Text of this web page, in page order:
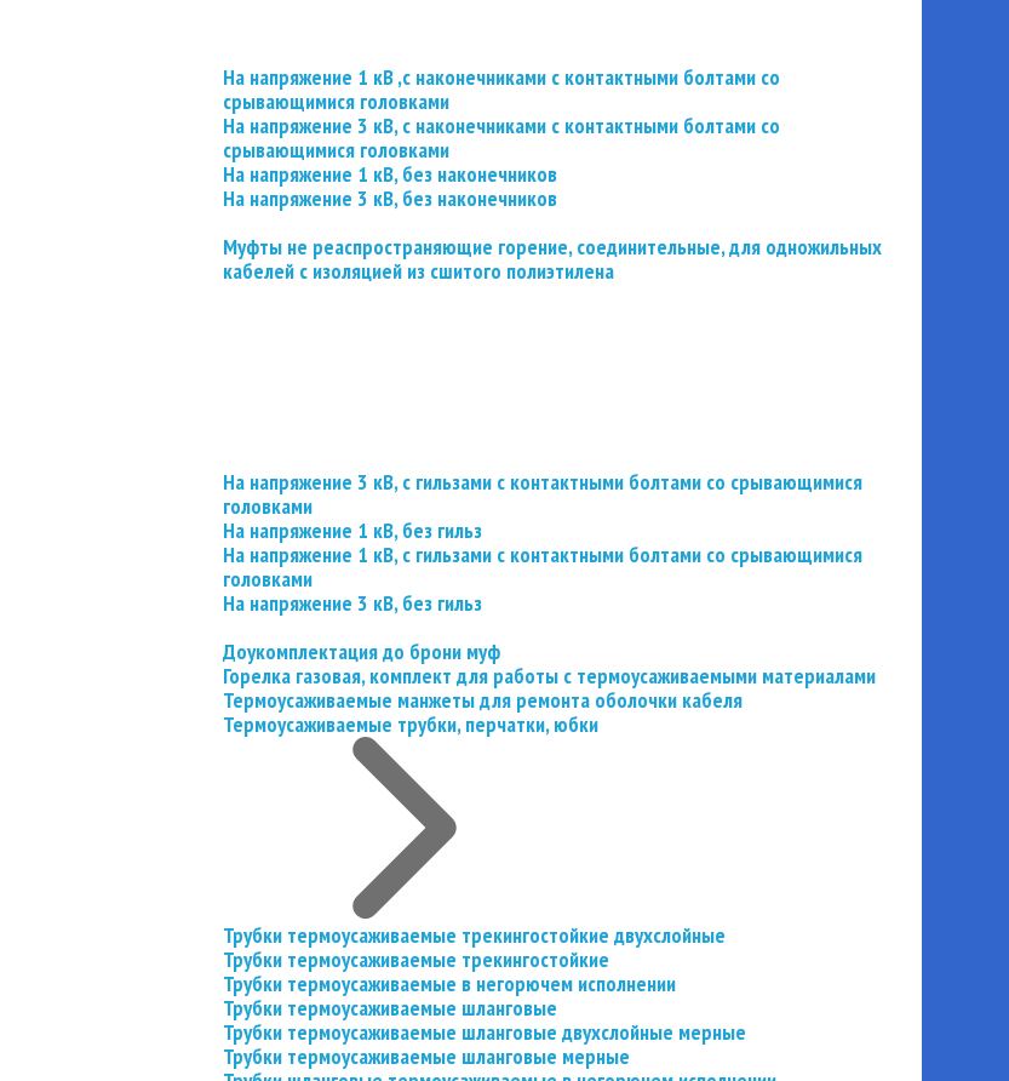
На напряжение 1 кВ ,с наконечниками с контактными болтами со
срывающимися головками
На напряжение 3 кВ, с наконечниками с контактными болтами со
срывающимися головками
На напряжение 1 кВ, без наконечников
На напряжение 3 кВ, без наконечников
Муфты не реаспространяющие горение, соединительные, для одножильных
кабелей с изоляцией из сшитого полиэтилена
На напряжение 3 кВ, с гильзами с контактными болтами со срывающимися
головками
На напряжение 1 кВ, без гильз
На напряжение 1 кВ, с гильзами с контактными болтами со срывающимися
головками
На напряжение 3 кВ, без гильз
Доукомплектация до брони муф
Горелка газовая, комплект для работы с термоусаживаемыми материалами
Термоусаживаемые манжеты для ремонта оболочки кабеля
Термоусаживаемые трубки, перчатки, юбки
Трубки термоусаживаемые трекингостойкие двухслойные
Трубки термоусаживаемые трекингостойкие
Трубки термоусаживаемые в негорючем исполнении
Трубки термоусаживаемые шланговые
Трубки термоусаживаемые шланговые двухслойные мерные
Трубки термоусаживаемые шланговые мерные